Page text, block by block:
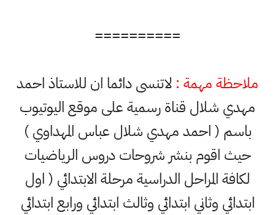
==========
ملاحظة مهمة : لاتنسى دائما ان للاستاذ احمد
مهدي شلال قناة رسمية على موقع اليوتيوب
باسم ( احمد مهدي شلال عباس المهداوي )
حيث اقوم بنشر شروحات دروس الرياضيات
لكافة المراحل الدراسية مرحلة الابتدائي ( اول
ابتدائي وثاني ابتدائي وثالث ابتدائي ورابع ابتدائي